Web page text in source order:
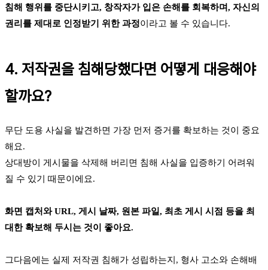
침해 행위를 중단시키고, 창작자가 입은 손해를 회복하며, 자신의
권리를 제대로 인정받기 위한 과정이라고 볼 수 있습니다.
4. 저작권을 침해당했다면 어떻게 대응해야
할까요?
무단 도용 사실을 발견하면 가장 먼저 증거를 확보하는 것이 중요
해요.
상대방이 게시물을 삭제해 버리면 침해 사실을 입증하기 어려워
질 수 있기 때문이에요.
화면 캡처와 URL, 게시 날짜, 원본 파일, 최초 게시 시점 등을 최
대한 확보해 두시는 것이 좋아요.
그다음에는 실제 저작권 침해가 성립하는지, 형사 고소와 손해배